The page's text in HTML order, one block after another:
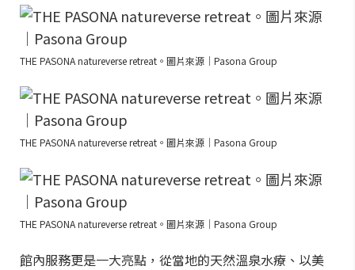
THE PASONA natureverse retreat。圖片來源｜Pasona Group
THE PASONA natureverse retreat。圖片來源｜Pasona Group
THE PASONA natureverse retreat。圖片來源｜Pasona Group
館內服務更是一大亮點，從當地的天然溫泉水療、以美